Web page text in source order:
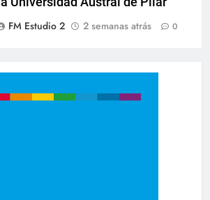
FM Estudio 2
2 semanas atrás 0